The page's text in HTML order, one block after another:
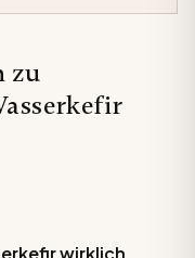
zu
wirklich